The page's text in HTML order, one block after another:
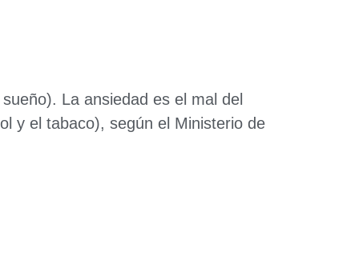
La ansiedad es el mal del
y el tabaco), según el Ministerio de